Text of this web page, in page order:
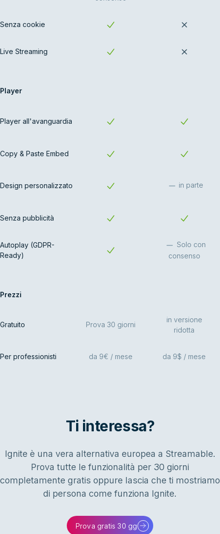
Senza cookie
Live Streaming
Player
Player all'avanguardia
Copy & Paste Embed
Design personalizzato in parte
Senza pubblicità
Autoplay (GDPR-
Ready)
Solo con
consenso
Prezzi
Gratuito Prova 30 giorni
in versione
ridotta
Per professionisti da 9€ / mese da 9$ / mese
Ti interessa?
Ignite è una vera alternativa europea a Streamable.
Prova tutte le funzionalità per 30 giorni
completamente gratis oppure lascia che ti mostriamo
di persona come funziona Ignite.
Prova gratis 30 gg